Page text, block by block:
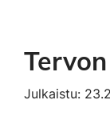
Julkaistu: